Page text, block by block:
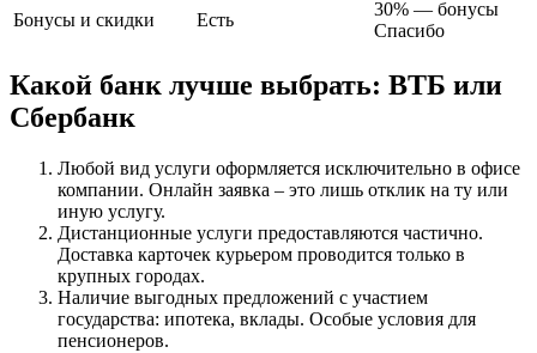
Бонусы и скидки
Есть
30% — бонусы
Спасибо
Какой банк лучше выбрать: ВТБ или
Сбербанк
Любой вид услуги оформляется исключительно в офисе
компании. Онлайн заявка – это лишь отклик на ту или
иную услугу.
Дистанционные услуги предоставляются частично.
Доставка карточек курьером проводится только в
крупных городах.
Наличие выгодных предложений с участием
государства: ипотека, вклады. Особые условия для
пенсионеров.